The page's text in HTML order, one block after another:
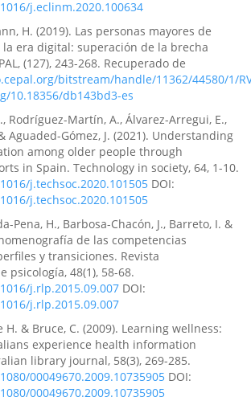
j.eclinm.2020.100634
H. (2019). Las personas mayores de
era digital: superación de la brecha
(127), 243-268. Recuperado de
bitstream/handle/11362/44580/1/
10.18356/db143bd3-es
Rodríguez-Martín, A., Álvarez-Arregui, E.,
Aguaded-Gómez, J. (2021). Understanding
among older people through
in Spain. Technology in society, 64, 1-10.
j.techsoc.2020.101505 DOI:
j.techsoc.2020.101505
Pena, H., Barbosa-Chacón, J., Barreto, I. &
de las competencias
y transiciones. Revista
psicología, 48(1), 58-68.
j.rlp.2015.09.007 DOI:
j.rlp.2015.09.007
H. & Bruce, C. (2009). Learning wellness:
experience health information
library journal, 58(3), 269-285.
00049670.2009.10735905 DOI:
00049670.2009.10735905